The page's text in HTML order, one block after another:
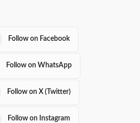
Follow on Facebook
Follow on WhatsApp
Follow on X (Twitter)
Follow on Instagram